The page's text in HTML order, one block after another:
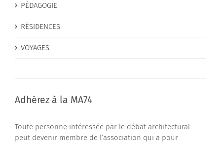
PÉDAGOGIE
RÉSIDENCES
VOYAGES
Adhérez à la MA74
Toute personne intéressée par le débat architectural
peut devenir membre de l’association qui a pour